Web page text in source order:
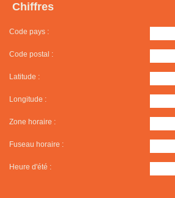
Chiffres
Code pays :
Code postal :
Latitude :
Longitude :
Zone horaire :
Fuseau horaire :
Heure d'été :